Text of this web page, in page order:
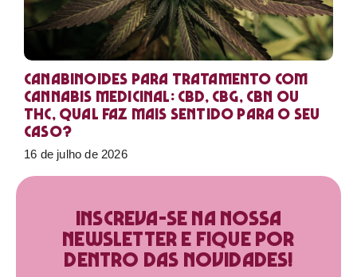
Canabinoides para tratamento com
cannabis medicinal: CBD, CBG, CBN ou
THC, qual faz mais sentido para o seu
caso?
16 de julho de 2026
Inscreva-se na nossa
newsletter e fique por
dentro das novidades!​